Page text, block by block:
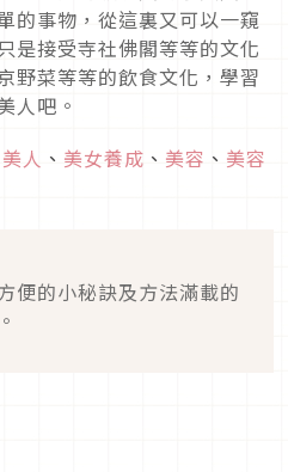
的事物，從這裏又可以一窺
是接受寺社佛閣等等的文化
野菜等等的飲食文化，學習
人吧。
美人 、 美女養成 、 美容 、 美容
小秘訣及方法滿載的情報